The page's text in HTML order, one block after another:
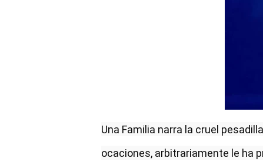
Una Familia narra la cruel
ocaciones, arbitrariamente le ha